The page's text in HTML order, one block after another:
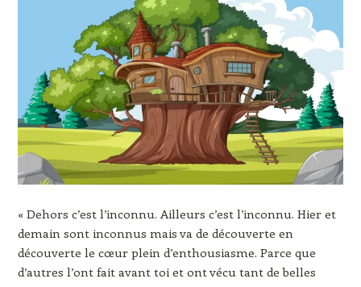
« Dehors c’est l’inconnu. Ailleurs c’est l’inconnu. Hier et
demain sont inconnus mais va de découverte en
découverte le cœur plein d’enthousiasme. Parce que
d’autres l’ont fait avant toi et ont vécu tant de belles